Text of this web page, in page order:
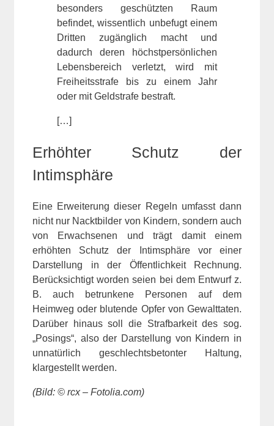
besonders geschützten Raum
befindet, wissentlich unbefugt einem
Dritten zugänglich macht und
dadurch deren höchstpersönlichen
Lebensbereich verletzt, wird mit
Freiheitsstrafe bis zu einem Jahr
oder mit Geldstrafe bestraft.
[…]
Erhöhter Schutz der
Intimsphäre
Eine Erweiterung dieser Regeln umfasst dann
nicht nur Nacktbilder von Kindern, sondern auch
von Erwachsenen und trägt damit einem
erhöhten Schutz der Intimsphäre vor einer
Darstellung in der Öffentlichkeit Rechnung.
Berücksichtigt worden seien bei dem Entwurf z.
B. auch betrunkene Personen auf dem
Heimweg oder blutende Opfer von Gewalttaten.
Darüber hinaus soll die Strafbarkeit des sog.
„Posings“, also der Darstellung von Kindern in
unnatürlich geschlechtsbetonter Haltung,
klargestellt werden.
(Bild: © rcx – Fotolia.com)